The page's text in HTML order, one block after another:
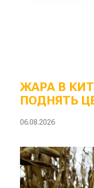
ЖАРА В
ПОДНЯТЬ
06.08.2026